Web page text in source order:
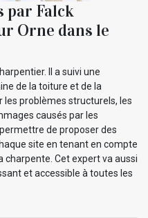
par Falck
Orne dans le
Il a suivi une
de la toiture et de la
les problèmes structurels, les
causés par les
de proposer des
site en tenant en compte
charpente. Cet expert va aussi
et accessible à toutes les